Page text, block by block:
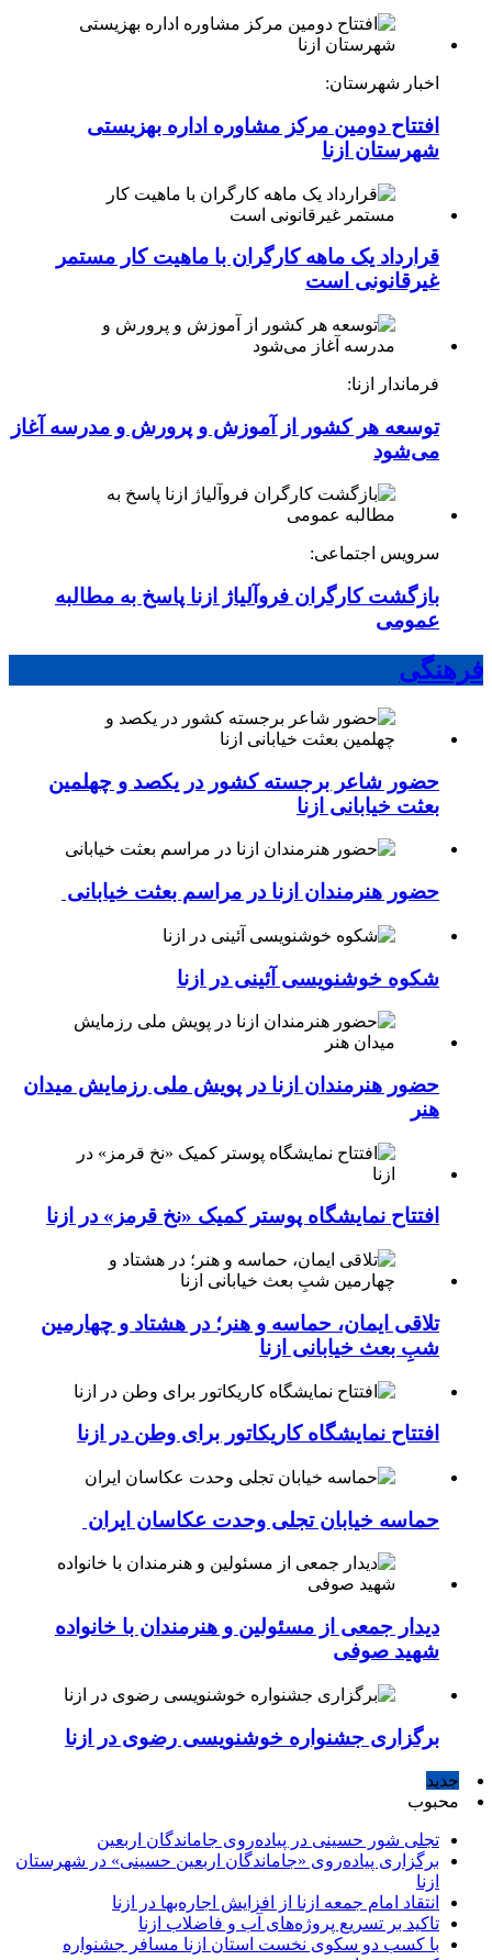
اخبار شهرستان:
افتتاح دومین مرکز مشاوره اداره بهزیستی
شهرستان ازنا
قرارداد یک ماهه کارگران با ماهیت کار مستمر
غیرقانونی است
فرماندار ازنا:
توسعه هر کشور از آموزش و پرورش و مدرسه آغاز
می‌شود
سرویس اجتماعی:
بازگشت کارگران فروآلیاژ ازنا پاسخ به مطالبه
عمومی
فرهنگی
حضور شاعر برجسته کشور در یکصد و چهلمین
بعثت خیابانی ازنا
حضور هنرمندان ازنا در مراسم بعثت خیابانی
شکوه خوشنویسی آئینی در ازنا
حضور هنرمندان ازنا در پویش ملی رزمایش میدان
هنر
افتتاح نمایشگاه پوستر کمیک «نخ قرمز» در ازنا
تلاقی ایمان، حماسه و هنر؛ در هشتاد و چهارمین
شبِ بعث خیابانی ازنا
افتتاح نمایشگاه کاریکاتور برای وطن در ازنا
حماسه خیابان تجلی وحدت عکاسان ایران
دیدار جمعی از مسئولین و هنرمندان با خانواده
شهید صوفی
برگزاری جشنواره خوشنویسی رضوی در ازنا
جدید
محبوب
تجلی شور حسینی در پیاده‌روی جاماندگان اربعین
برگزاری پیاده‌روی «جاماندگان اربعین حسینی» در شهرستان
ازنا
انتقاد امام جمعه ازنا از افزایش اجاره‌بها در ازنا
تاکید بر تسریع پروژه‌های آب و فاضلاب ازنا
با کسب دو سکوی نخست استان ازنا مسافر جشنواره